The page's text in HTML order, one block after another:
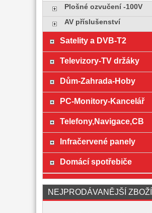
Plošné ozvučení -100V
AV příslušenství
Satelity a DVB-T2
Televizory-TV držáky
Dům-Zahrada-Hoby
PC-Monitory-Kancelář
Telefony,Navigace,CB
Infračervené panely
Domácí spotřebiče
NEJPRODÁVANĚJŠÍ ZBOŽÍ